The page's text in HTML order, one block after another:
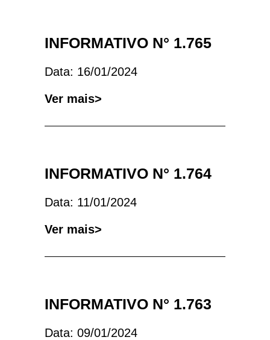
INFORMATIVO N° 1.765
Data: 16/01/2024
Ver mais>
INFORMATIVO N° 1.764
Data: 11/01/2024
Ver mais>
INFORMATIVO N° 1.763
Data: 09/01/2024